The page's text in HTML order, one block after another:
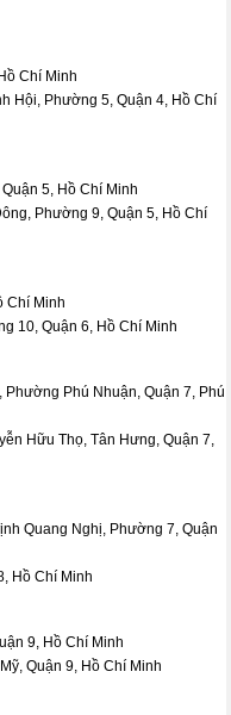
Chí Minh
Hội, Phường 5, Quận 4, Hồ Chí
5, Hồ Chí Minh
Phường 9, Quận 5, Hồ Chí
Chí Minh
10, Quận 6, Hồ Chí Minh
Phú Nhuận, Quận 7, Phú
Hữu Thọ, Tân Hưng, Quận 7,
Quang Nghị, Phường 7, Quận
Hồ Chí Minh
9, Hồ Chí Minh
Quận 9, Hồ Chí Minh